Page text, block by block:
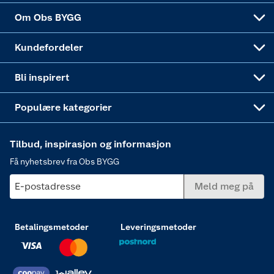
Om Obs BYGG
Kundefordeler
Bli inspirert
Populære kategorier
Tilbud, inspirasjon og informasjon
Få nyhetsbrev fra Obs BYGG
E-postadresse Meld meg på
Betalingsmetoder Leveringsmetoder